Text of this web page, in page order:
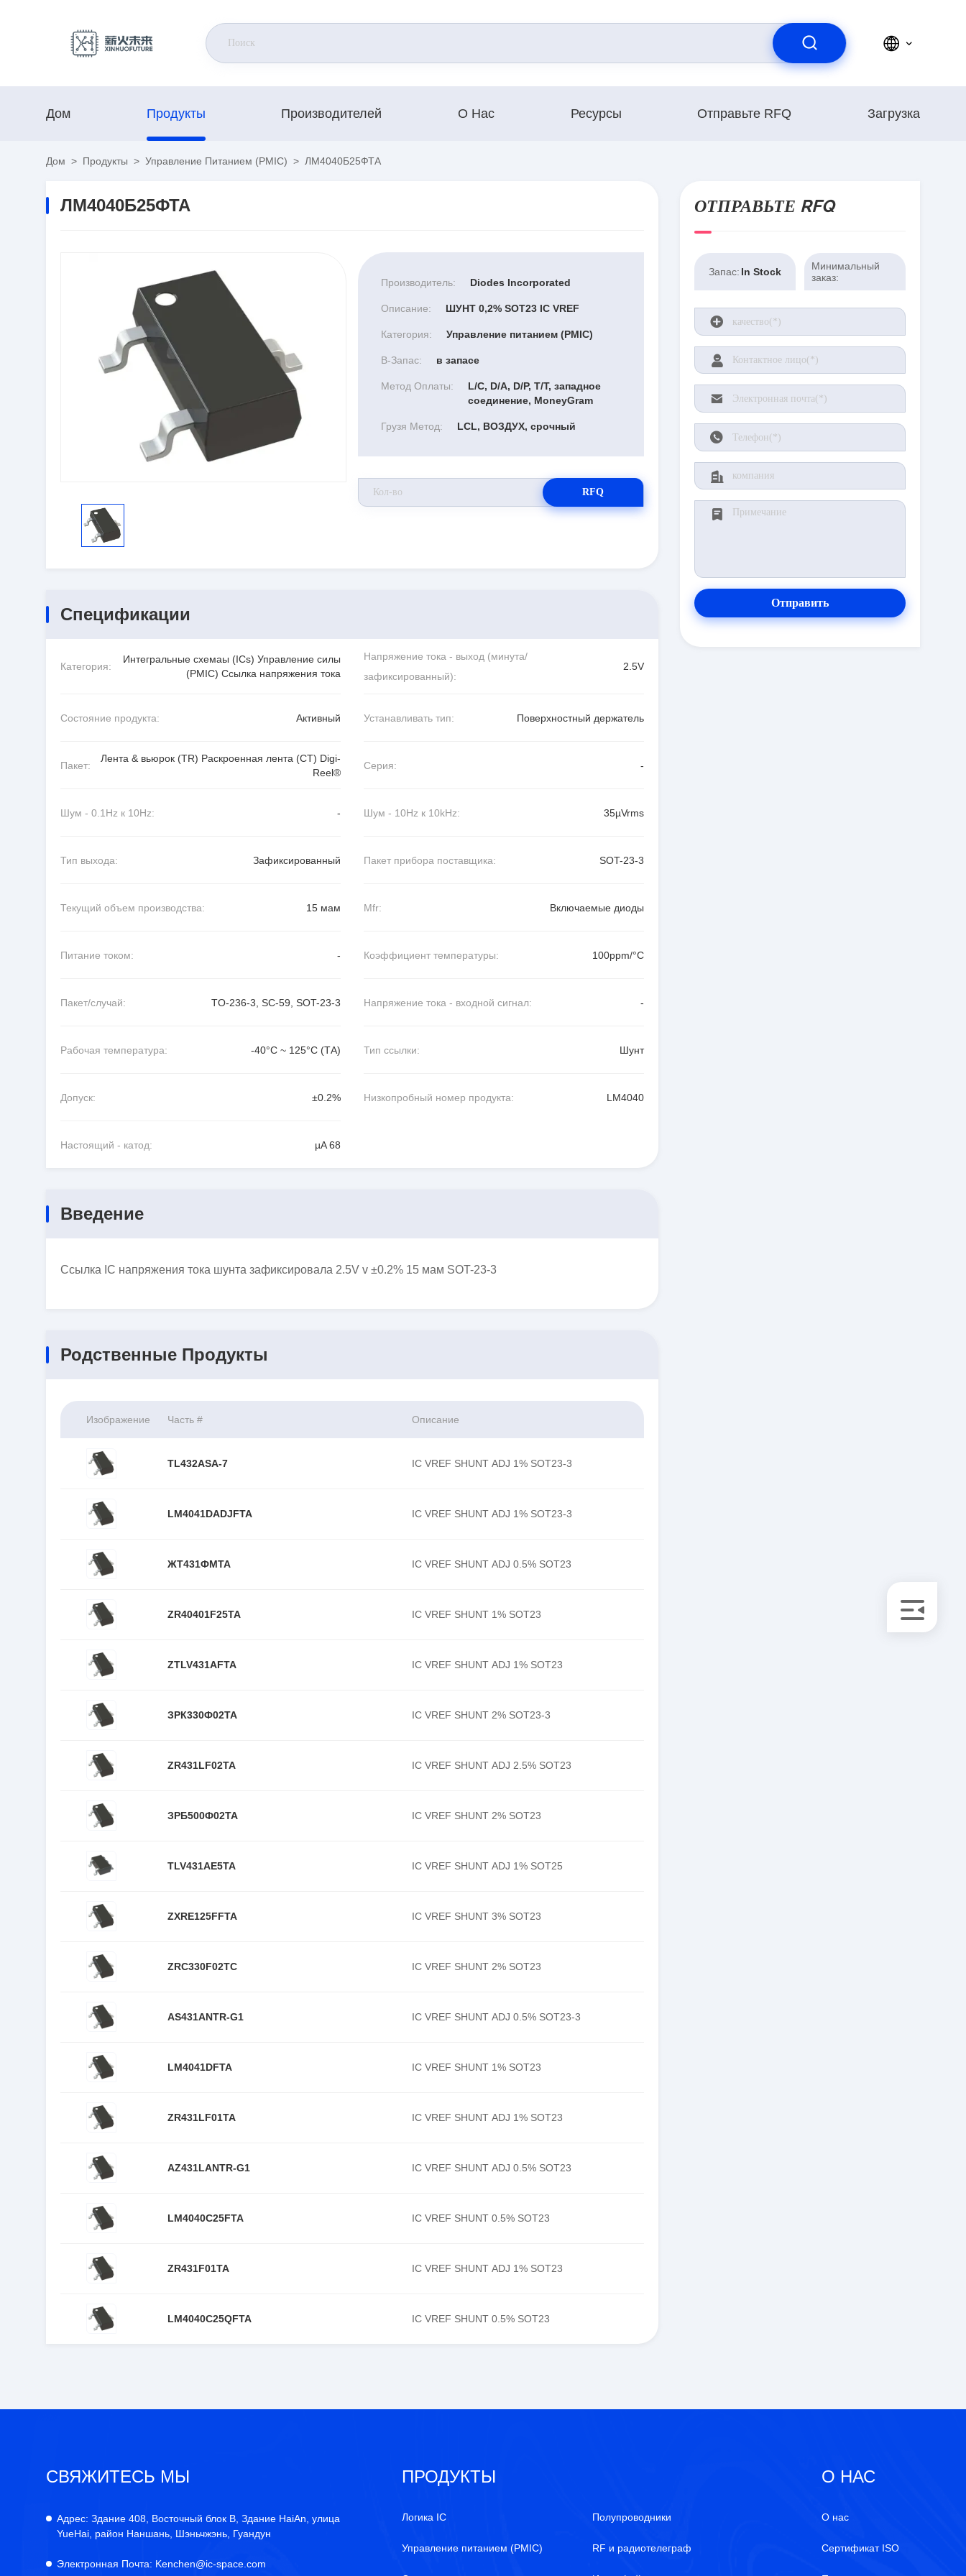
Дом Продукты Производителей О Нас Ресурсы Отправьте RFQ Загрузка
Дом > Продукты > Управление Питанием (PMIC) > ЛМ4040Б25ФТА
ЛМ4040Б25ФТА
Производитель: Diodes Incorporated
Описание: ШУНТ 0,2% SOT23 IC VREF
Категория: Управление питанием (PMIC)
В-Запас: в запасе
Метод Оплаты:
L/C, D/A, D/P, T/T, западное
соединение, MoneyGram
Грузя Метод: LCL, ВОЗДУХ, срочный
RFQ
Спецификации
Категория:
Интегральные схемаы (ICs) Управление силы
(PMIC) Ссылка напряжения тока
Напряжение тока - выход (минута/
зафиксированный):
2.5V
Состояние продукта: Активный Устанавливать тип: Поверхностный держатель
Пакет:
Лента & вьюрок (TR) Раскроенная лента (CT) Digi-
Reel®
Серия: -
Шум - 0.1Hz к 10Hz: - Шум - 10Hz к 10kHz: 35µVrms
Тип выхода: Зафиксированный Пакет прибора поставщика: SOT-23-3
Текущий объем производства: 15 мам Mfr: Включаемые диоды
Питание током: - Коэффициент температуры: 100ppm/°C
Пакет/случай: TO-236-3, SC-59, SOT-23-3 Напряжение тока - входной сигнал: -
Рабочая температура: -40°C ~ 125°C (ТА) Тип ссылки: Шунт
Допуск: ±0.2% Низкопробный номер продукта: LM4040
Настоящий - катод: µA 68
Введение
Ссылка IC напряжения тока шунта зафиксировала 2.5V v ±0.2% 15 мам SOT-23-3
Родственные Продукты
Изображение Часть # Описание
TL432ASA-7 IC VREF SHUNT ADJ 1% SOT23-3
LM4041DADJFTA IC VREF SHUNT ADJ 1% SOT23-3
ЖТ431ФМТА IC VREF SHUNT ADJ 0.5% SOT23
ZR40401F25TA IC VREF SHUNT 1% SOT23
ZTLV431AFTA IC VREF SHUNT ADJ 1% SOT23
ЗРК330Ф02ТА IC VREF SHUNT 2% SOT23-3
ZR431LF02TA IC VREF SHUNT ADJ 2.5% SOT23
ЗРБ500Ф02ТА IC VREF SHUNT 2% SOT23
TLV431AE5TA IC VREF SHUNT ADJ 1% SOT25
ZXRE125FFTA IC VREF SHUNT 3% SOT23
ZRC330F02TC IC VREF SHUNT 2% SOT23
AS431ANTR-G1 IC VREF SHUNT ADJ 0.5% SOT23-3
LM4041DFTA IC VREF SHUNT 1% SOT23
ZR431LF01TA IC VREF SHUNT ADJ 1% SOT23
AZ431LANTR-G1 IC VREF SHUNT ADJ 0.5% SOT23
LM4040C25FTA IC VREF SHUNT 0.5% SOT23
ZR431F01TA IC VREF SHUNT ADJ 1% SOT23
LM4040C25QFTA IC VREF SHUNT 0.5% SOT23
ОТПРАВЬТЕ RFQ
Запас: In Stock
Минимальный
заказ:
Отправить
СВЯЖИТЕСЬ МЫ
Адрес: Здание 408, Восточный блок B, Здание HaiAn, улица
YueHai, район Наншань, Шэньчжэнь, Гуандун
Электронная Почта: Kenchen@ic-space.com
ПРОДУКТЫ
Логика IC
Управление питанием (PMIC)
Полупроводники
RF и радиотелеграф
О НАС
О нас
Сертификат ISO